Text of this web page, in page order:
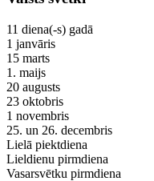
11 diena(-s) gadā
1 janvāris
15 marts
1. maijs
20 augusts
23 oktobris
1 novembris
25. un 26. decembris
Lielā piektdiena
Lieldienu pirmdiena
Vasarsvētku pirmdiena